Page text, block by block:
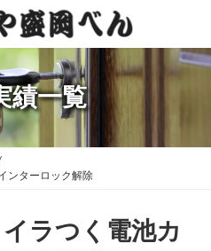
績一覧
ンターロック解除
ラつく電池カ